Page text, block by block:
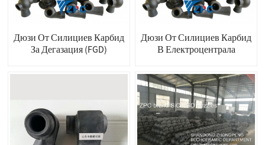
Дюзи От Силициев Карбид
За Дегазация (FGD)
Дюзи От Силициев Карбид
В Електроцентрала